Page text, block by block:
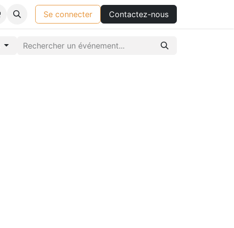
Se connecter Contactez-nous